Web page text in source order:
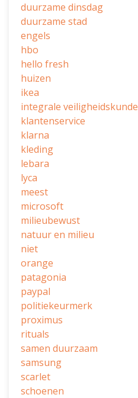
duurzame dinsdag
duurzame stad
engels
hbo
hello fresh
huizen
ikea
integrale veiligheidskunde
klantenservice
klarna
kleding
lebara
lyca
meest
microsoft
milieubewust
natuur en milieu
niet
orange
patagonia
paypal
politiekeurmerk
proximus
rituals
samen duurzaam
samsung
scarlet
schoenen